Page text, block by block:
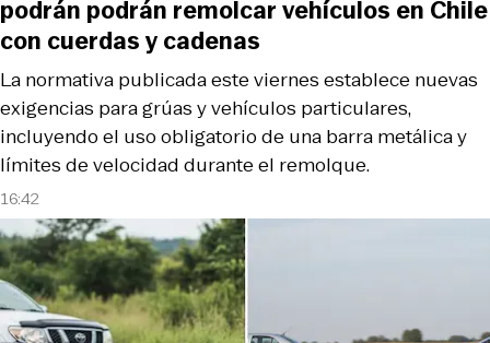
16:42
La normativa publicada este viernes establece nuevas
exigencias para grúas y vehículos particulares,
incluyendo el uso obligatorio de una barra metálica y
límites de velocidad durante el remolque.
podrán podrán remolcar vehículos en Chile
con cuerdas y cadenas